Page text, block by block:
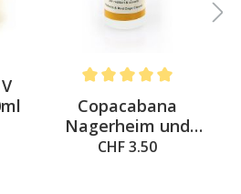
Copacabana
Nagerheim und
Vogelheim Cleaner
CHF 3.50